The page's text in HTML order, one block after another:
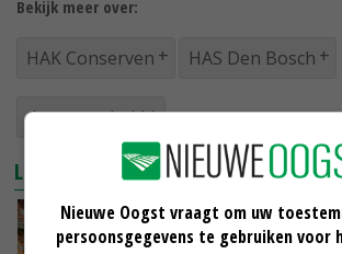
Bekijk meer over:
HAK Conserven HAS Den Bosch
duurzaamheid
LEES OOK
HAK pakt door met groene
Corp-certificering
Nieuwe Oogst vraagt om uw
persoonsgegevens te gebruiken voor